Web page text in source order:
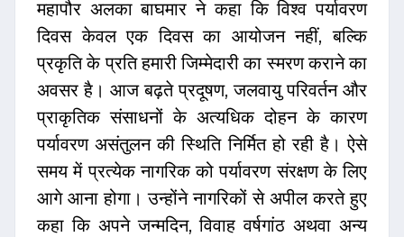
महापौर अलका बाघमार ने कहा कि विश्व पर्यावरण
दिवस केवल एक दिवस का आयोजन नहीं, बल्कि
प्रकृति के प्रति हमारी जिम्मेदारी का स्मरण कराने का
अवसर है। आज बढ़ते प्रदूषण, जलवायु परिवर्तन और
प्राकृतिक संसाधनों के अत्यधिक दोहन के कारण
पर्यावरण असंतुलन की स्थिति निर्मित हो रही है। ऐसे
समय में प्रत्येक नागरिक को पर्यावरण संरक्षण के लिए
आगे आना होगा। उन्होंने नागरिकों से अपील करते हुए
कहा कि अपने जन्मदिन, विवाह वर्षगांठ अथवा अन्य